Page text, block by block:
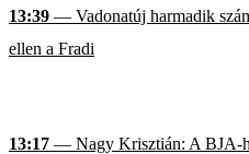
13:39 — Vadonatúj harmadik
ellen a Fradi
13:17 — Nagy Krisztián: A BJA-